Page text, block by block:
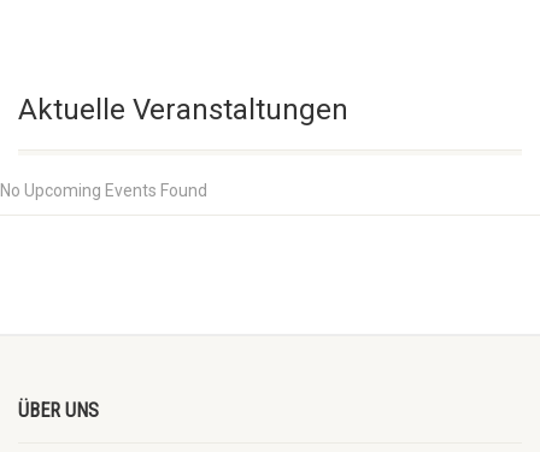
Aktuelle Veranstaltungen
No Upcoming Events Found
ÜBER UNS